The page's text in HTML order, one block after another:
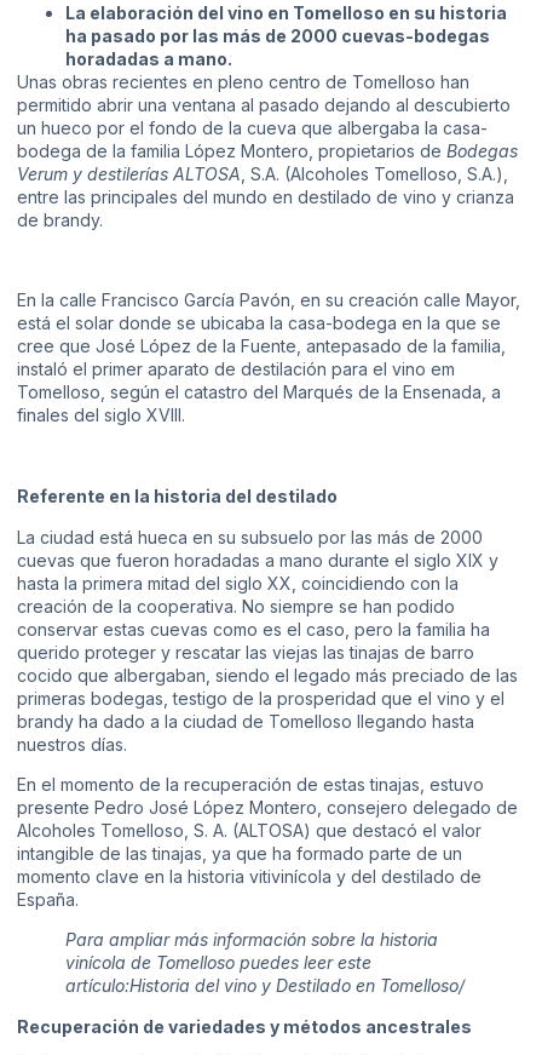
La elaboración del vino en Tomelloso en su historia
ha pasado por las más de 2000 cuevas-bodegas
horadadas a mano.
Unas obras recientes en pleno centro de Tomelloso han
permitido abrir una ventana al pasado dejando al descubierto
un hueco por el fondo de la cueva que albergaba la casa-
bodega de la familia López Montero, propietarios de Bodegas
Verum y destilerías ALTOSA , S.A. (Alcoholes Tomelloso, S.A.),
entre las principales del mundo en destilado de vino y crianza
de brandy.
En la calle Francisco García Pavón, en su creación calle Mayor,
está el solar donde se ubicaba la casa-bodega en la que se
cree que José López de la Fuente, antepasado de la familia,
instaló el primer aparato de destilación para el vino em
Tomelloso, según el catastro del Marqués de la Ensenada, a
finales del siglo XVIII.
Referente en la historia del destilado
La ciudad está hueca en su subsuelo por las más de 2000
cuevas que fueron horadadas a mano durante el siglo XIX y
hasta la primera mitad del siglo XX, coincidiendo con la
creación de la cooperativa. No siempre se han podido
conservar estas cuevas como es el caso, pero la familia ha
querido proteger y rescatar las viejas las tinajas de barro
cocido que albergaban, siendo el legado más preciado de las
primeras bodegas, testigo de la prosperidad que el vino y el
brandy ha dado a la ciudad de Tomelloso llegando hasta
nuestros días.
En el momento de la recuperación de estas tinajas, estuvo
presente Pedro José López Montero, consejero delegado de
Alcoholes Tomelloso, S. A. (ALTOSA) que destacó el valor
intangible de las tinajas, ya que ha formado parte de un
momento clave en la historia vitivinícola y del destilado de
España.
Para ampliar más información sobre la historia
vinícola de Tomelloso puedes leer este
artículo:Historia del vino y Destilado en Tomelloso/
Recuperación de variedades y métodos ancestrales